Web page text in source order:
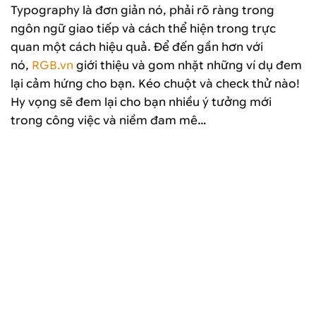
Typography là đơn giản nó, phải rõ ràng trong
ngôn ngữ giao tiếp và cách thể hiện trong trực
quan một cách hiệu quả. Để đến gần hơn với
nó, RGB.vn giới thiệu và gom nhặt những ví dụ đem
lại cảm hứng cho bạn. Kéo chuột và check thử nào!
Hy vọng sẽ đem lại cho bạn nhiều ý tưởng mới
trong công việc và niềm đam mê…